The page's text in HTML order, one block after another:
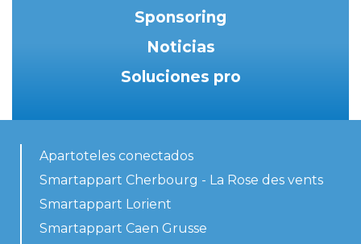
Sponsoring
Noticias
Soluciones pro
Apartoteles conectados
Smartappart Cherbourg - La Rose des vents
Smartappart Lorient
Smartappart Caen Grusse